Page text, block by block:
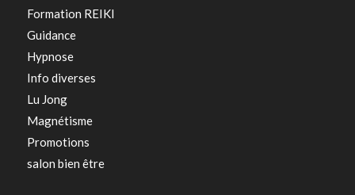
Formation REIKI
Guidance
Hypnose
Info diverses
Lu Jong
Magnétisme
Promotions
salon bien être